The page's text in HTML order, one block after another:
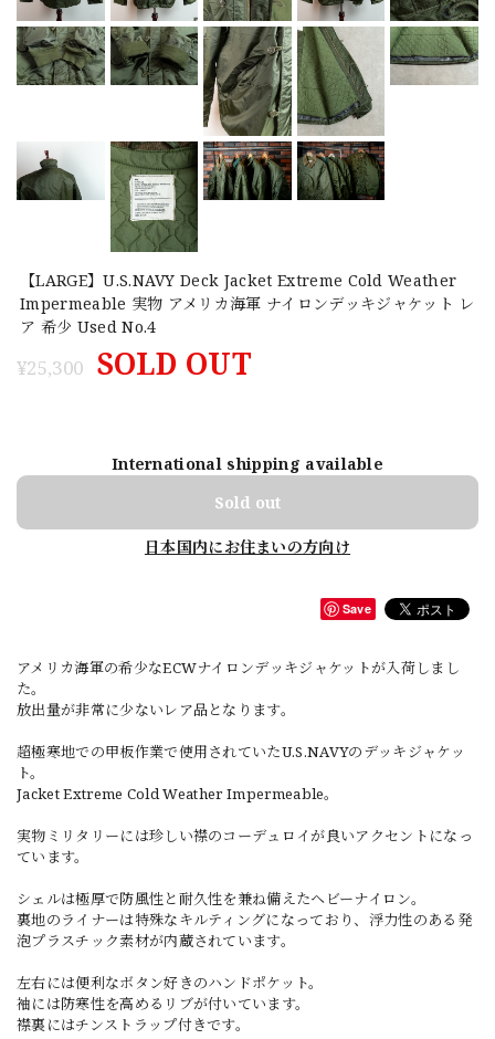
【LARGE】U.S.NAVY Deck Jacket Extreme Cold Weather
Impermeable 実物 アメリカ海軍 ナイロンデッキジャケット レ
ア 希少 Used No.4
¥25,300 SOLD OUT
International shipping available
Sold out
日本国内にお住まいの方向け
Save
アメリカ海軍の希少なECWナイロンデッキジャケットが入荷しまし
た。
放出量が非常に少ないレア品となります。
超極寒地での甲板作業で使用されていたU.S.NAVYのデッキジャケッ
ト。
Jacket Extreme Cold Weather Impermeable。
実物ミリタリーには珍しい襟のコーデュロイが良いアクセントになっ
ています。
シェルは極厚で防風性と耐久性を兼ね備えたヘビーナイロン。
裏地のライナーは特殊なキルティングになっており、浮力性のある発
泡プラスチック素材が内蔵されています。
左右には便利なボタン好きのハンドポケット。
袖には防寒性を高めるリブが付いています。
襟裏にはチンストラップ付きです。